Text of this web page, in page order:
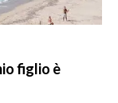
figlio è